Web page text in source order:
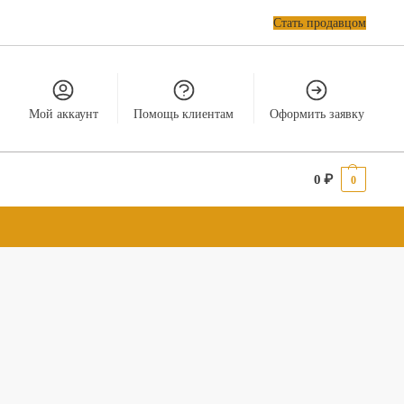
Стать продавцом
Мой аккаунт Помощь клиентам Оформить заявку
0₽ 0